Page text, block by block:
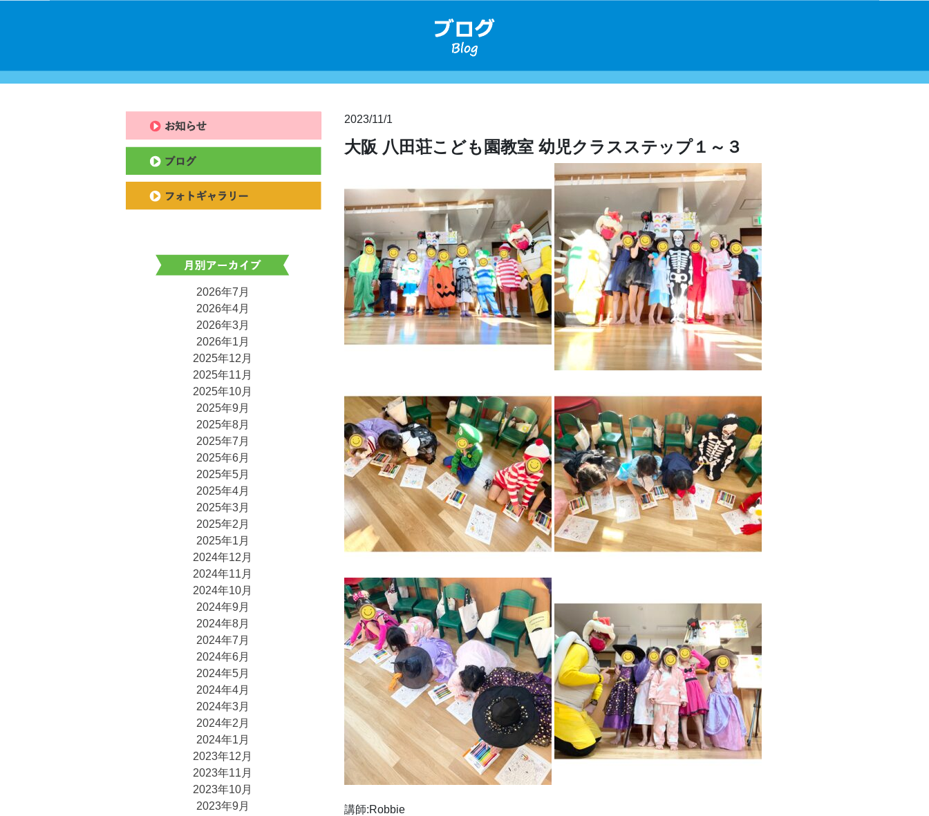
2023/11/1
大阪 八田荘こども園教室 幼児クラスステップ１～３
講師:Robbie
2026年7月
2026年4月
2026年3月
2026年1月
2025年12月
2025年11月
2025年10月
2025年9月
2025年8月
2025年7月
2025年6月
2025年5月
2025年4月
2025年3月
2025年2月
2025年1月
2024年12月
2024年11月
2024年10月
2024年9月
2024年8月
2024年7月
2024年6月
2024年5月
2024年4月
2024年3月
2024年2月
2024年1月
2023年12月
2023年11月
2023年10月
2023年9月